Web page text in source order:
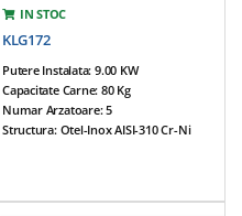
IN STOC
KLG172
Putere Instalata: 9.00 KW
Capacitate Carne: 80 Kg
Numar Arzatoare: 5
Structura: Otel-Inox AISI-310 Cr-Ni